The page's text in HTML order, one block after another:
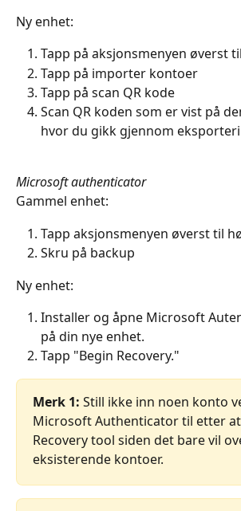
Ny enhet:
Tapp på aksjonsmenyen øverst
Tapp på importer kontoer
Tapp på scan QR kode
Scan QR koden som er vist på
hvor du gikk gjennom
Microsoft authenticator
Gammel enhet:
Tapp aksjonsmenyen øverst til
Skru på backup
Ny enhet:
Installer og åpne Microsoft
på din nye enhet.
Tapp "Begin Recovery."
Merk 1: Still ikke inn noen konto
Microsoft Authenticator til etter
Recovery tool siden det bare vil
eksisterende kontoer.